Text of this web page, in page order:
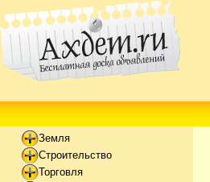
Земля
Строительство
Торговля